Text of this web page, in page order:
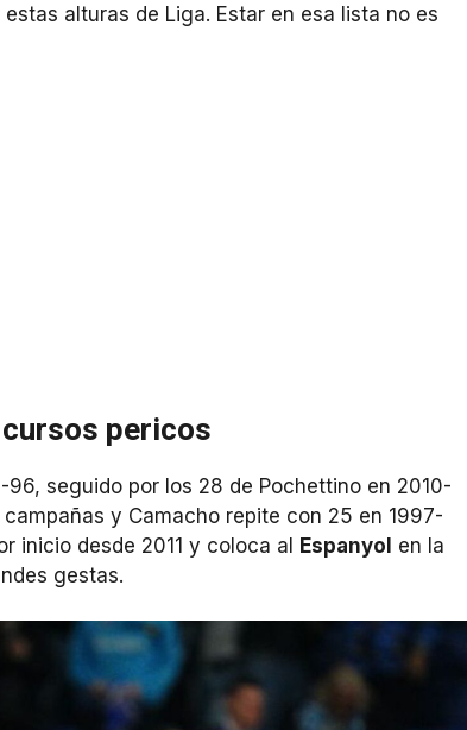
alturas de Liga. Estar en esa lista no es
pericos
seguido por los 28 de Pochettino en 2010-
y Camacho repite con 25 en 1997-
inicio desde 2011 y coloca al Espanyol en la
gestas.